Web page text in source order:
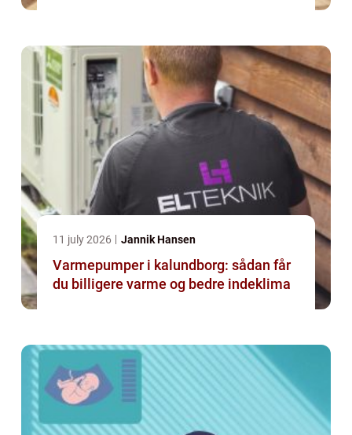
11 july 2026 Jannik Hansen
Varmepumper i kalundborg: sådan får
du billigere varme og bedre indeklima